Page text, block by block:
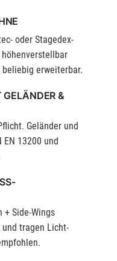
oder Stagedex-
erweiterbar.
&
Geländer und
EN 13200 und
+ Side-Wings
und tragen Licht-